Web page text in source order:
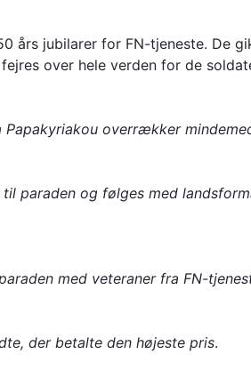
års jubilarer for FN-tjeneste. De
over hele verden for de
Papakyriakou overrækker
til paraden og følges med
med veteraner fra FN-
der betalte den højeste pris.